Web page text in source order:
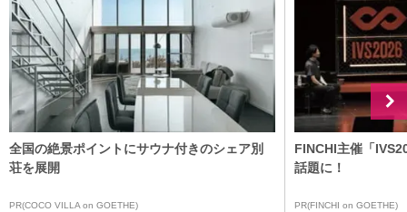
全国の絶景ポイントにサウナ付きのシェア別
荘を展開
PR(COCO VILLA on GOETHE)
FINCHI主催「
話題に！
PR(FINCHI on GOETHE)